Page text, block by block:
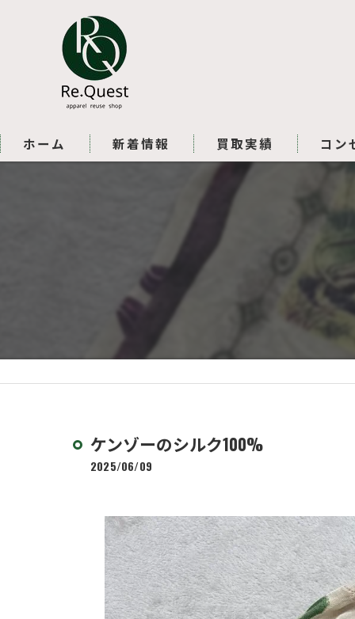
ホーム 新着情報 買取実績 コン
ケンゾーのシルク100%
2025/06/09